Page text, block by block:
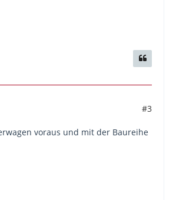
#3
voraus und mit der Baureihe